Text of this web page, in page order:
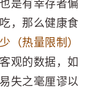
是有幸存者偏
，那么健康食
（热量限制）
观的数据，如
失之毫厘谬以